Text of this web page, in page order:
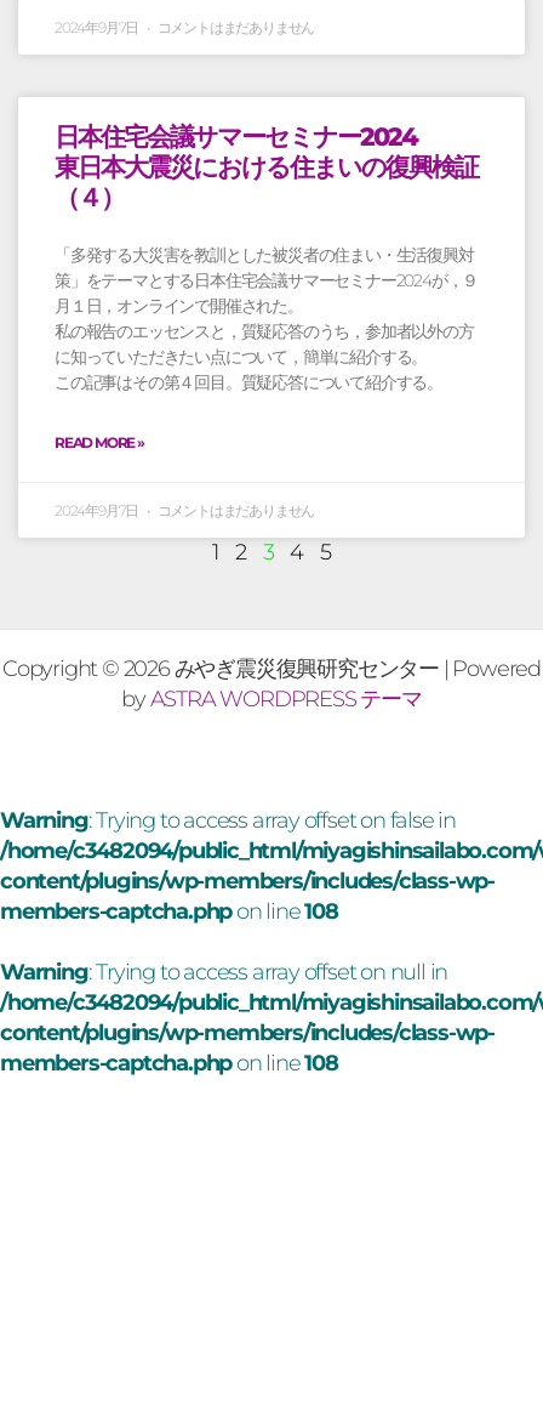
2024年9月7日 コメントはまだありません
日本住宅会議サマーセミナー2024
東日本大震災における住まいの復興検証
（４）
「多発する大災害を教訓とした被災者の住まい・生活復興対
策」をテーマとする日本住宅会議サマーセミナー2024が，９
月１日，オンラインで開催された。
私の報告のエッセンスと，質疑応答のうち，参加者以外の方
に知っていただきたい点について，簡単に紹介する。
この記事はその第４回目。質疑応答について紹介する。
READ MORE »
2024年9月7日 コメントはまだありません
1 2 3 4 5
Copyright © 2026 みやぎ震災復興研究センター | Powered
byASTRA WORDPRESS テーマ
Warning: Trying to access array offset on false in
/home/c3482094/public_html/
content/plugins/wp-members/includes/class-wp-
members-captcha.phpon line108
Warning: Trying to access array offset on null in
/home/c3482094/public_html/
content/plugins/wp-members/includes/class-wp-
members-captcha.phpon line108